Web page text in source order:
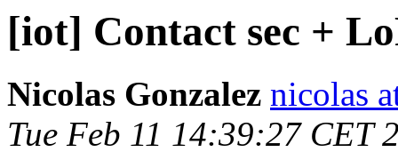
[iot] Contact sec +
Nicolas Gonzalez nicolas
Tue Feb 11 14:39:27 CET